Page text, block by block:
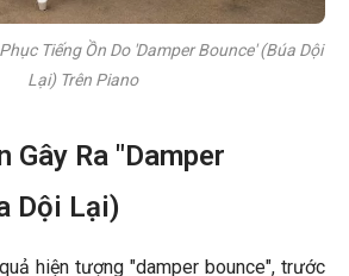
Tiếng Ồn Do 'Damper Bounce' (Búa Dội
Lại) Trên Piano
Gây Ra "Damper
Dội Lại)
hiện tượng "damper bounce", trước